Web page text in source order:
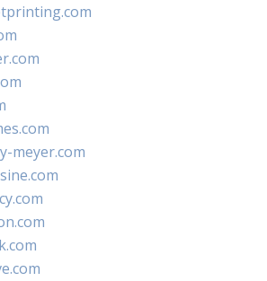
meyer.com